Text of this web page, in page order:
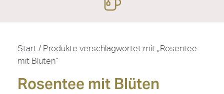
Start / Produkte verschlagwortet mit „Rosentee
mit Blüten“
Rosentee mit Blüten